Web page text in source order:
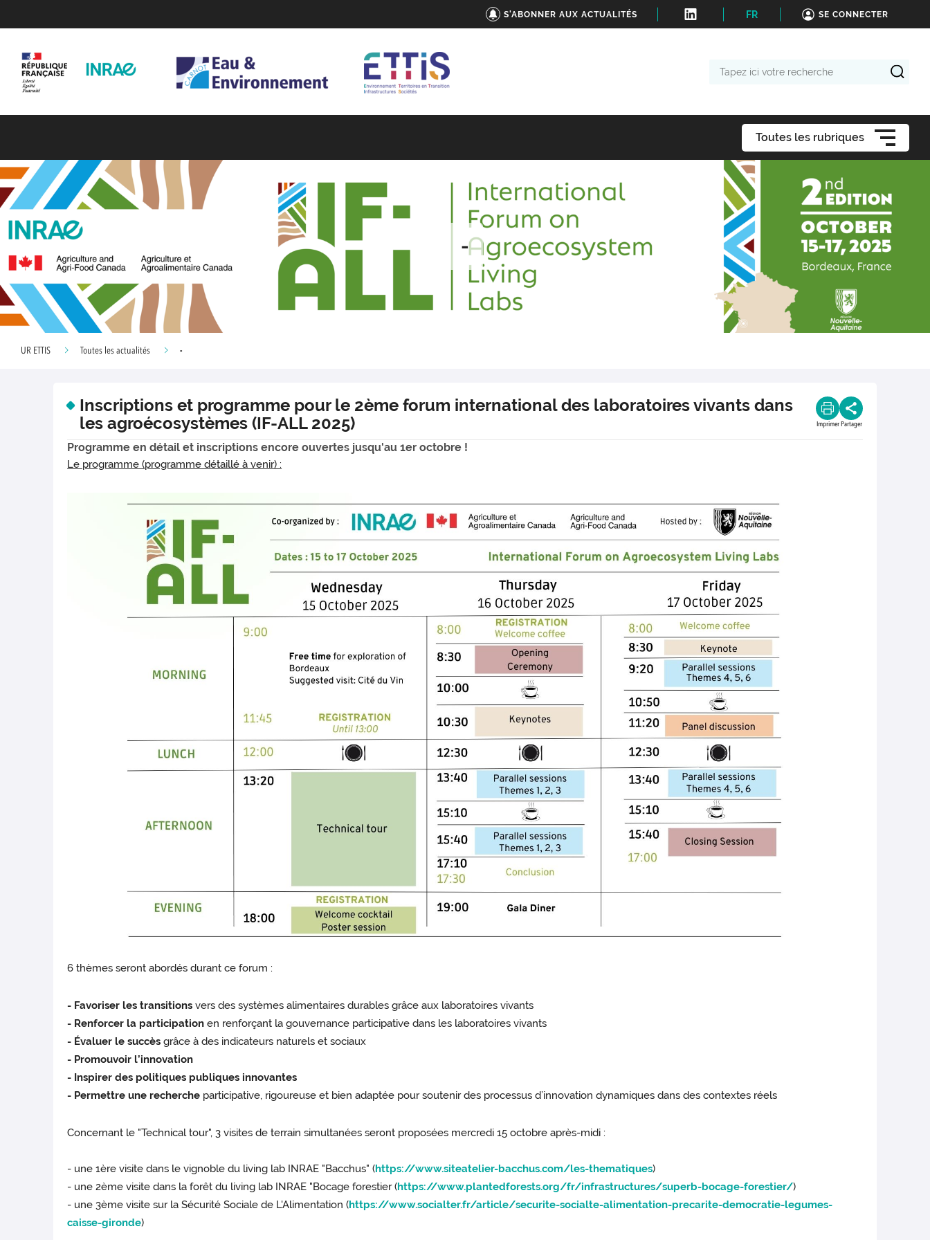
S'ABONNER AUX ACTUALITÉS FR SE CONNECTER
Toutes les rubriques
-
UR ETTIS Toutes les actualités -
Inscriptions et programme pour le 2ème forum international des laboratoires vivants dans
les agroécosystèmes (IF-ALL 2025)
Imprimer Partager
Programme en détail et inscriptions encore ouvertes jusqu'au 1er octobre !
Le programme (programme détaillé à venir) :
6 thèmes seront abordés durant ce forum :
- Favoriser les transitionsvers des systèmes alimentaires durables grâce aux laboratoires vivants
- Renforcer la participationen renforçant la gouvernance participative dans les laboratoires vivants
- Évaluer le succèsgrâce à des indicateurs naturels et sociaux
- Promouvoir l’innovation
- Inspirer des politiques publiques innovantes
- Permettre une recherche participative, rigoureuse et bien adaptée pour soutenir des processus d’innovation dynamiques dans des contextes réels
Concernant le "Technical tour", 3 visites de terrain simultanées seront proposées mercredi 15 octobre après-midi :
- une 1ère visite dans le vignoble du living lab INRAE "Bacchus" (https://www.siteatelier-bacchus.com/les-thematiques)
- une 2ème visite dans la forêt du living lab INRAE "Bocage forestier (https://www.plantedforests.org/fr/infrastructures/superb-bocage-forestier/)
- une 3ème visite sur la Sécurité Sociale de L'Alimentation (https://www.socialter.fr/article/securite-socialte-alimentation-precarite-democratie-legumes-
caisse-gironde)